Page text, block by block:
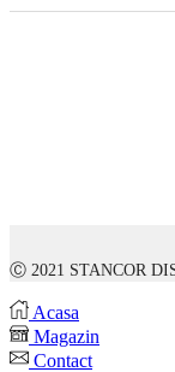
Ⓒ 2021 STANCOR
Acasa
Magazin
Contact